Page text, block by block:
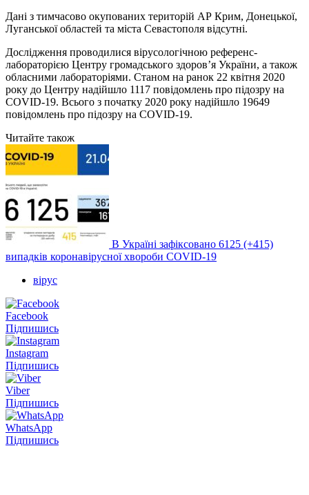
Дані з тимчасово окупованих територій АР Крим, Донецької,
Луганської областей та міста Севастополя відсутні.
Дослідження проводилися вірусологічною референс-
лабораторією Центру громадського здоров’я України, а також
обласними лабораторіями. Станом на ранок 22 квітня 2020
року до Центру надійшло 1117 повідомлень про підозру на
COVID-19. Всього з початку 2020 року надійшло 19649
повідомлень про підозру на COVID-19.
Читайте також
В Україні зафіксовано 6125 (+415)
випадків коронавірусної хвороби COVID-19
вірус
Facebook
Підпишись
Instagram
Підпишись
Viber
Підпишись
WhatsApp
Підпишись